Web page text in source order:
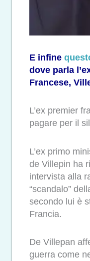
E infine
dove parla
Francese,
L’ex premier
pagare per il
L’ex primo
de Villepin ha
intervista alla
“scandalo”
secondo lui è
Francia.
De Villepan
guerra come